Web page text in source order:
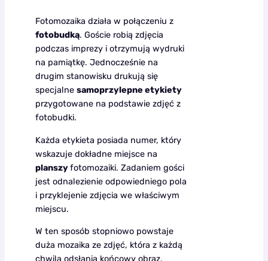
Fotomozaika działa w połączeniu z
fotobudką. Goście robią zdjęcia
podczas imprezy i otrzymują wydruki
na pamiątkę. Jednocześnie na
drugim stanowisku drukują się
specjalnesamoprzylepne etykiety
przygotowane na podstawie zdjęć z
fotobudki.
Każda etykieta posiada numer, który
wskazuje dokładne miejsce na
planszyfotomozaiki. Zadaniem gości
jest odnalezienie odpowiedniego pola
i przyklejenie zdjęcia we właściwym
miejscu.
W ten sposób stopniowo powstaje
duża mozaika ze zdjęć, która z każdą